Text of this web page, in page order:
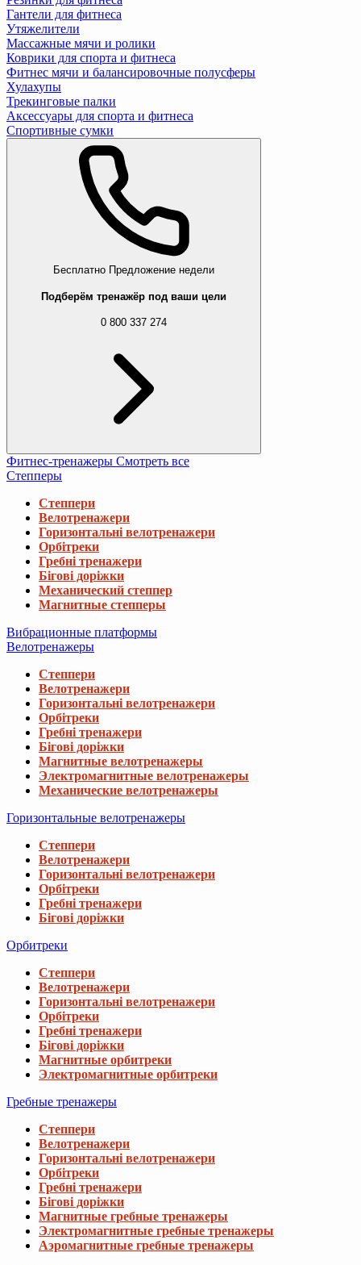
Гантели для фитнеса
Утяжелители
Массажные мячи и ролики
Коврики для спорта и фитнеса
Фитнес мячи и балансировочные полусферы
Хулахупы
Трекинговые палки
Аксессуары для спорта и фитнеса
Спортивные сумки
Бесплатно Предложение недели
Подберём тренажёр под ваши цели
0 800 337 274
Фитнес-тренажеры Смотреть все
Степперы
Степпери
Велотренажери
Горизонтальні велотренажери
Орбітреки
Гребні тренажери
Бігові доріжки
Механический степпер
Магнитные степперы
Вибрационные платформы
Велотренажеры
Степпери
Велотренажери
Горизонтальні велотренажери
Орбітреки
Гребні тренажери
Бігові доріжки
Магнитные велотренажеры
Электромагнитные велотренажеры
Механические велотренажеры
Горизонтальные велотренажеры
Степпери
Велотренажери
Горизонтальні велотренажери
Орбітреки
Гребні тренажери
Бігові доріжки
Орбитреки
Степпери
Велотренажери
Горизонтальні велотренажери
Орбітреки
Гребні тренажери
Бігові доріжки
Магнитные орбитреки
Электромагнитные орбитреки
Гребные тренажеры
Степпери
Велотренажери
Горизонтальні велотренажери
Орбітреки
Гребні тренажери
Бігові доріжки
Магнитные гребные тренажеры
Электромагнитные гребные тренажеры
Аэромагнитные гребные тренажеры